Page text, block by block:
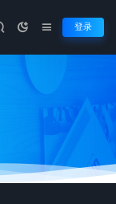
登录